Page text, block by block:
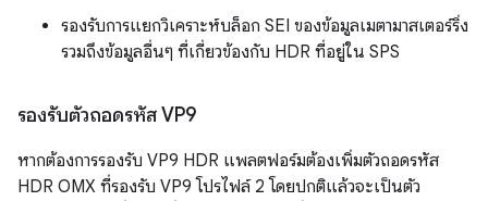
รองรับการแยกวิเคราะห์บล็อก SEI ของข้อมูลเมตามาสเตอร์ริ่ง
รวมถึงข้อมูลอื่นๆ ที่เกี่ยวข้องกับ HDR ที่อยู่ใน SPS
รองรับตัวถอดรหัส VP9
หากต้องการรองรับ VP9 HDR แพลตฟอร์มต้องเพิ่มตัวถอดรหัส
HDR OMX ที่รองรับ VP9 โปรไฟล์ 2 โดยปกติแล้วจะเป็นตัว